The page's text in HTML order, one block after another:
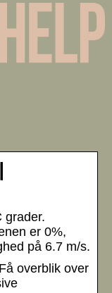
grader.
er 0%,
på 6.7 m/s.
overblik over